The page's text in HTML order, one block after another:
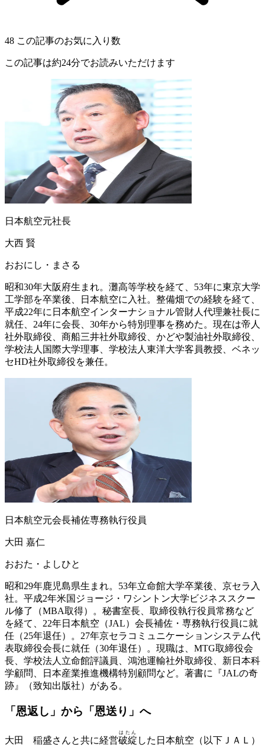
48 この記事のお気に入り数
この記事は約24分でお読みいただけます
日本航空元社長
大西 賢
おおにし・まさる
昭和30年大阪府生まれ。灘高等学校を経て、53年に東京大学
工学部を卒業後、日本航空に入社。整備畑での経験を経て、
平成22年に日本航空インターナショナル管財人代理兼社長に
就任、24年に会長、30年から特別理事を務めた。現在は帝人
社外取締役、商船三井社外取締役、かどや製油社外取締役、
学校法人国際大学理事、学校法人東洋大学客員教授、ベネッ
セHD社外取締役を兼任。
日本航空元会長補佐専務執行役員
大田 嘉仁
おおた・よしひと
昭和29年鹿児島県生まれ。53年立命館大学卒業後、京セラ入
社。平成2年米国ジョージ・ワシントン大学ビジネススクー
ル修了（MBA取得）。秘書室長、取締役執行役員常務など
を経て、22年日本航空（JAL）会長補佐・専務執行役員に就
任（25年退任）。27年京セラコミュニケーションシステム代
表取締役会長に就任（30年退任）。現職は、MTG取締役会
長、学校法人立命館評議員、鴻池運輸社外取締役、新日本科
学顧問、日本産業推進機構特別顧問など。著書に『JALの奇
跡』（致知出版社）がある。
「恩返し」から「恩送り」へ
大田 稲盛さんと共に経営破綻
はたん
した日本航空（以下ＪＡＬ）